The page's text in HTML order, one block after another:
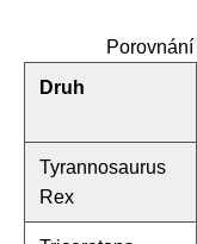
Druh
Tyrannosaurus
Rex